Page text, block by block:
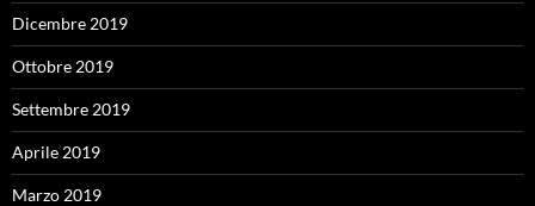
Dicembre 2019
Ottobre 2019
Settembre 2019
Aprile 2019
Marzo 2019